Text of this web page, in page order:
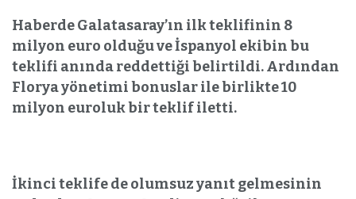
Haberde Galatasaray’ın ilk teklifinin 8
milyon euro olduğu ve İspanyol ekibin bu
teklifi anında reddettiği belirtildi. Ardından
Florya yönetimi bonuslar ile birlikte 10
milyon euroluk bir teklif iletti.
İkinci teklife de olumsuz yanıt gelmesinin